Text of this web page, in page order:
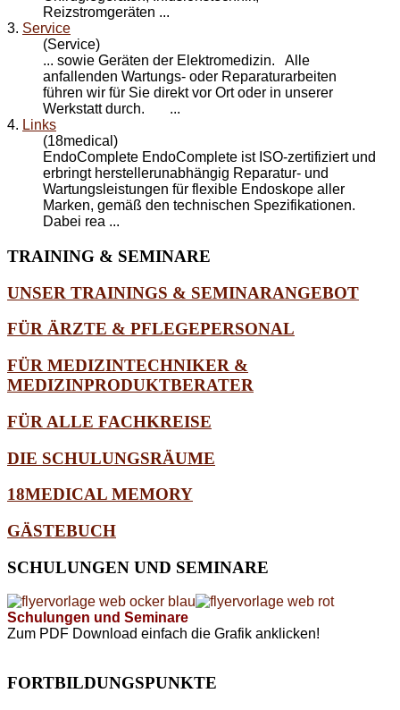
Reizstromgeräten ...
3. Service
(Service)
... sowie Geräten der Elektromedizin. Alle
anfallenden Wartungs- oder Reparaturarbeiten
führen wir für Sie direkt vor Ort oder in unserer
Werkstatt durch. ...
4. Links
(18medical)
EndoComplete EndoComplete ist ISO-zertifiziert und
erbringt herstellerunabhängig Reparatur- und
Wartungsleistungen für flexible Endoskope aller
Marken, gemäß den technischen Spezifikationen.
Dabei rea ...
TRAINING & SEMINARE
UNSER TRAININGS & SEMINARANGEBOT
FÜR ÄRZTE & PFLEGEPERSONAL
FÜR MEDIZINTECHNIKER &
MEDIZINPRODUKTBERATER
FÜR ALLE FACHKREISE
DIE SCHULUNGSRÄUME
18MEDICAL MEMORY
GÄSTEBUCH
SCHULUNGEN UND SEMINARE
Schulungen und Seminare
Zum PDF Download einfach die Grafik anklicken!
FORTBILDUNGSPUNKTE